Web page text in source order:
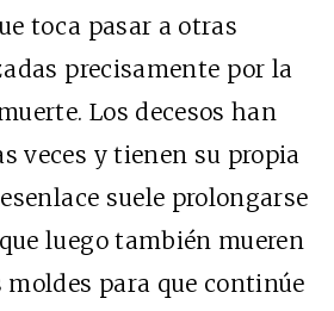
toca pasar a otras
precisamente por la
Los decesos han
veces y tienen su propia
suele prolongarse
luego también mueren
para que continúe